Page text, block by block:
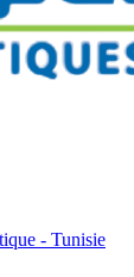
- Tunisie